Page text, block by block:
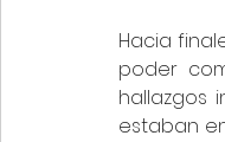
Hacia
poder
hallazgos
estaban